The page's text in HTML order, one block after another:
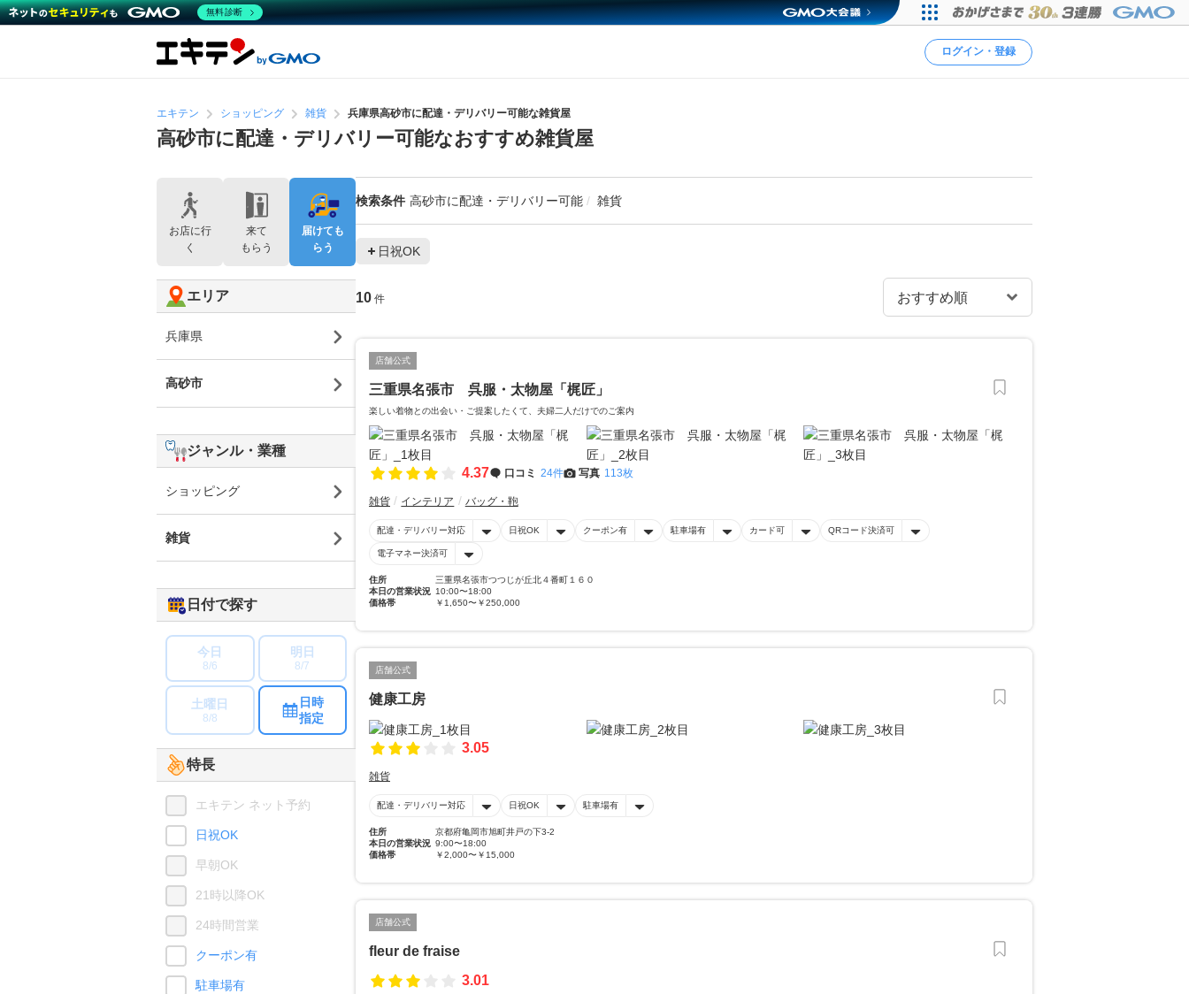
ログイン・登録
エキテン ショッピング 雑貨 兵庫県高砂市に配達・デリバリー可能な雑貨屋
高砂市に配達・デリバリー可能なおすすめ雑貨屋
検索条件 高砂市に配達・デリバリー可能 雑貨
日祝OK
10 件
店舗公式
三重県名張市 呉服・太物屋「梶匠」
楽しい着物との出会い・ご提案したくて、夫婦二人だけでのご案内
4.37 口コミ 24件 写真 113枚
雑貨 インテリア バッグ・鞄
配達・デリバリー対応 日祝OK クーポン有 駐車場有 カード可 QRコード決済可
電子マネー決済可
住所
三重県名張市つつじが丘北４番町１６０
本日の営業状況 10:00〜18:00
価格帯
￥1,650〜￥250,000
店舗公式
健康工房
3.05
雑貨
配達・デリバリー対応 日祝OK 駐車場有
住所
京都府亀岡市旭町井戸の下3-2
本日の営業状況 9:00〜18:00
価格帯
￥2,000〜￥15,000
店舗公式
fleur de fraise
3.01
お店に行
く
来て
もらう
届けても
らう
エリア
兵庫県
高砂市
ジャンル・業種
ショッピング
雑貨
日付で探す
今日
8/6
明日
8/7
土曜日
8/8
日時
指定
特長
エキテン ネット予約
日祝OK
早朝OK
21時以降OK
24時間営業
クーポン有
駐車場有
無料診断